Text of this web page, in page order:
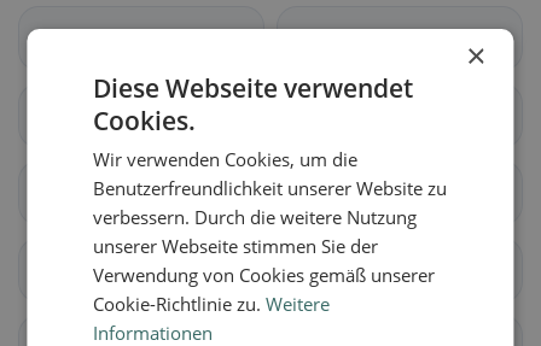
Kappelen
Meikirch Radelfingen
Rapperswil (BE) Schüpfen
×
Diese Webseite verwendet
Cookies.
Wir verwenden Cookies, um die
Benutzerfreundlichkeit unserer Website zu
verbessern. Durch die weitere Nutzung
unserer Webseite stimmen Sie der
Verwendung von Cookies gemäß unserer
Cookie-Richtlinie zu.Weitere
Informationen